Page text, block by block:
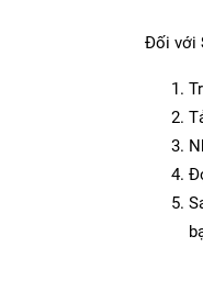
Đối với